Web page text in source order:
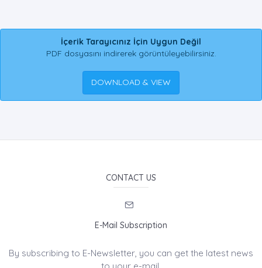
İçerik Tarayıcınız İçin Uygun Değil
PDF dosyasını indirerek görüntüleyebilirsiniz.
DOWNLOAD & VIEW
CONTACT US
E-Mail Subscription
By subscribing to E-Newsletter, you can get the latest news